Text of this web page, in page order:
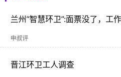
兰州“智慧环卫”:面票没了，工
申叔评
晋江环卫工人调查